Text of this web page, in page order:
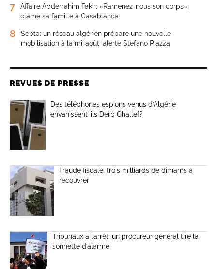
7
Affaire Abderrahim Fakir: «Ramenez-nous son corps»,
clame sa famille à Casablanca
8
Sebta: un réseau algérien prépare une nouvelle
mobilisation à la mi-août, alerte Stefano Piazza
REVUES DE PRESSE
Des téléphones espions venus d’Algérie
envahissent-ils Derb Ghallef?
Fraude fiscale: trois milliards de dirhams à
recouvrer
Tribunaux à l’arrêt: un procureur général tire la
sonnette d’alarme